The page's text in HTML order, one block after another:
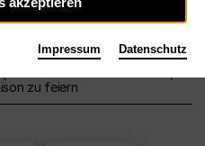
zu feiern
Impressum Datenschutz